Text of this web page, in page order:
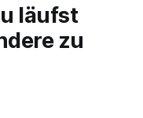
läufst
zu